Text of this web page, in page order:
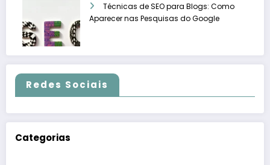
Técnicas de SEO para Blogs: Como
Aparecer nas Pesquisas do Google
Redes Sociais
Categorias